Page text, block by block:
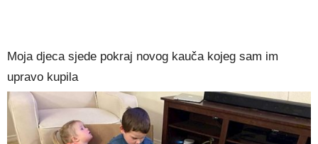
Moja djeca sjede pokraj novog kauča kojeg sam im
upravo kupila